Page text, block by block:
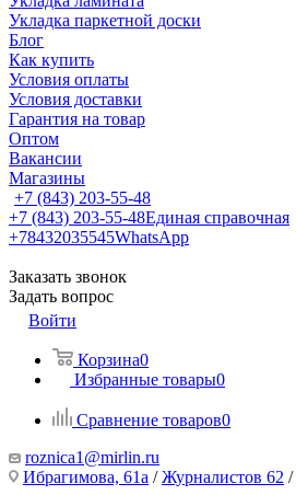
Укладка паркетной доски
Блог
Как купить
Условия оплаты
Условия доставки
Гарантия на товар
Оптом
Вакансии
Магазины
+7 (843) 203-55-48
+7 (843) 203-55-48Единая справочная
+78432035545WhatsApp
Заказать звонок
Задать вопрос
Войти
Корзина0
Избранные товары0
Сравнение товаров0
roznica1@mirlin.ru
Ибрагимова, 61а /Журналистов 62 /